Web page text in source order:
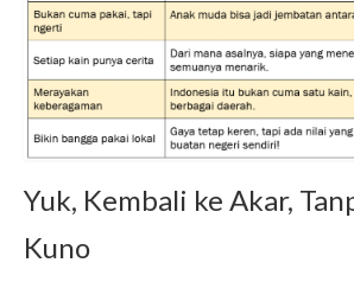
Yuk, Kembali ke Akar,
Kuno